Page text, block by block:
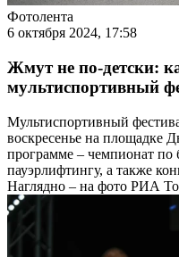
Фотолента
6 октября 2024, 17:58
Жмут не по-детски:
мультиспортивный
Мультиспортивный
воскресенье на площадке
программе – чемпионат по
пауэрлифтингу, а также
Наглядно – на фото РИА